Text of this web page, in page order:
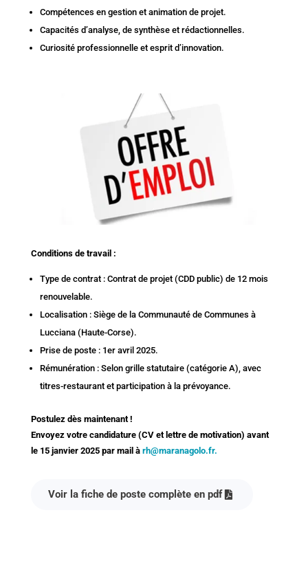
Compétences en gestion et animation de projet.
Capacités d’analyse, de synthèse et rédactionnelles.
Curiosité professionnelle et esprit d’innovation.
Conditions de travail :
Type de contrat : Contrat de projet (CDD public) de 12 mois
renouvelable.
Localisation : Siège de la Communauté de Communes à
Lucciana (Haute-Corse).
Prise de poste : 1er avril 2025.
Rémunération : Selon grille statutaire (catégorie A), avec
titres-restaurant et participation à la prévoyance.
Postulez dès maintenant !
Envoyez votre candidature (CV et lettre de motivation) avant
le 15 janvier 2025 par mail à rh@maranagolo.fr.
Voir la fiche de poste complète en pdf